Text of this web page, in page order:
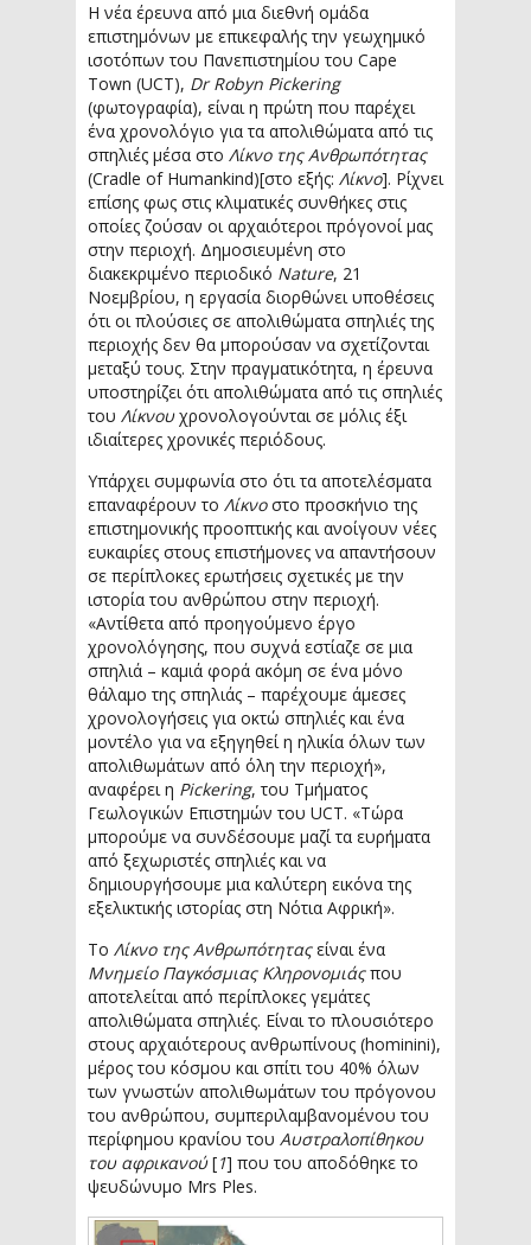
Η νέα έρευνα από μια διεθνή ομάδα
επιστημόνων με επικεφαλής την γεωχημικό
ισοτόπων του Πανεπιστημίου του Cape
Town (UCT), Dr Robyn Pickering
(φωτογραφία), είναι η πρώτη που παρέχει
ένα χρονολόγιο για τα απολιθώματα από τις
σπηλιές μέσα στο Λίκνο της Ανθρωπότητας
(Cradle of Humankind)[στο εξής: Λίκνο]. Ρίχνει
επίσης φως στις κλιματικές συνθήκες στις
οποίες ζούσαν οι αρχαιότεροι πρόγονοί μας
στην περιοχή. Δημοσιευμένη στο
διακεκριμένο περιοδικό Nature, 21
Νοεμβρίου, η εργασία διορθώνει υποθέσεις
ότι οι πλούσιες σε απολιθώματα σπηλιές της
περιοχής δεν θα μπορούσαν να σχετίζονται
μεταξύ τους. Στην πραγματικότητα, η έρευνα
υποστηρίζει ότι απολιθώματα από τις σπηλιές
του Λίκνουχρονολογούνται σε μόλις έξι
ιδιαίτερες χρονικές περιόδους.
Υπάρχει συμφωνία στο ότι τα αποτελέσματα
επαναφέρουν το Λίκνοστο προσκήνιο της
επιστημονικής προοπτικής και ανοίγουν νέες
ευκαιρίες στους επιστήμονες να απαντήσουν
σε περίπλοκες ερωτήσεις σχετικές με την
ιστορία του ανθρώπου στην περιοχή.
«Αντίθετα από προηγούμενο έργο
χρονολόγησης, που συχνά εστίαζε σε μια
σπηλιά – καμιά φορά ακόμη σε ένα μόνο
θάλαμο της σπηλιάς – παρέχουμε άμεσες
χρονολογήσεις για οκτώ σπηλιές και ένα
μοντέλο για να εξηγηθεί η ηλικία όλων των
απολιθωμάτων από όλη την περιοχή»,
αναφέρει η Pickering, του Τμήματος
Γεωλογικών Επιστημών του UCT. «Τώρα
μπορούμε να συνδέσουμε μαζί τα ευρήματα
από ξεχωριστές σπηλιές και να
δημιουργήσουμε μια καλύτερη εικόνα της
εξελικτικής ιστορίας στη Νότια Αφρική».
Το Λίκνο της Ανθρωπότηταςείναι ένα
Μνημείο Παγκόσμιας Κληρονομιάςπου
αποτελείται από περίπλοκες γεμάτες
απολιθώματα σπηλιές. Είναι το πλουσιότερο
στους αρχαιότερους ανθρωπίνους (hominini),
μέρος του κόσμου και σπίτι του 40% όλων
των γνωστών απολιθωμάτων του πρόγονου
του ανθρώπου, συμπεριλαμβανομένου του
περίφημου κρανίου του Αυστραλοπίθηκου
του αφρικανού[1] που του αποδόθηκε το
ψευδώνυμο Mrs Ples.